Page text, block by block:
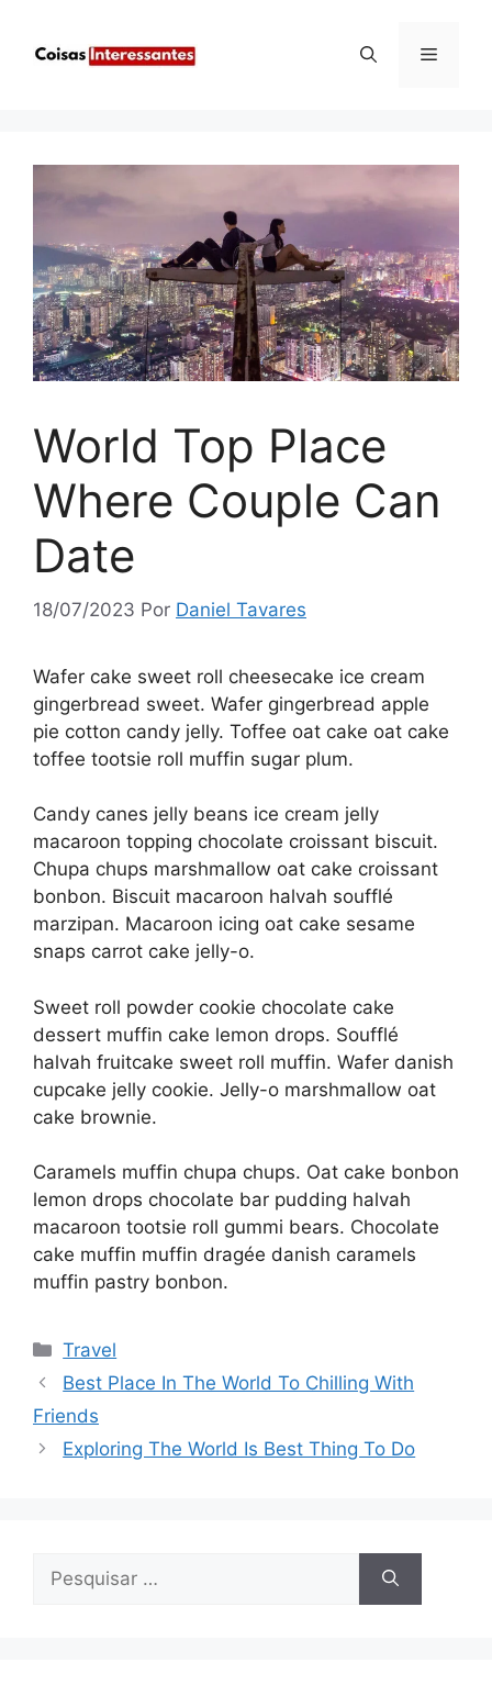
Menu
World Top Place
Where Couple Can
Date
18/07/2023 Por Daniel Tavares
Wafer cake sweet roll cheesecake ice cream
gingerbread sweet. Wafer gingerbread apple
pie cotton candy jelly. Toffee oat cake oat cake
toffee tootsie roll muffin sugar plum.
Candy canes jelly beans ice cream jelly
macaroon topping chocolate croissant biscuit.
Chupa chups marshmallow oat cake croissant
bonbon. Biscuit macaroon halvah soufflé
marzipan. Macaroon icing oat cake sesame
snaps carrot cake jelly-o.
Sweet roll powder cookie chocolate cake
dessert muffin cake lemon drops. Soufflé
halvah fruitcake sweet roll muffin. Wafer danish
cupcake jelly cookie. Jelly-o marshmallow oat
cake brownie.
Caramels muffin chupa chups. Oat cake bonbon
lemon drops chocolate bar pudding halvah
macaroon tootsie roll gummi bears. Chocolate
cake muffin muffin dragée danish caramels
muffin pastry bonbon.
Categorias
Travel
Best Place In The World To Chilling With
Friends
Exploring The World Is Best Thing To Do
Pesquisar